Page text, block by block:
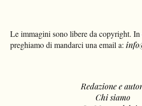
Le immagini sono libere da copyright. In
preghiamo di mandarci una email a:
Redazione e
Chi siamo